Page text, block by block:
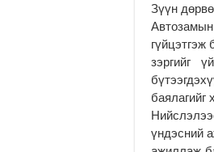
Зүүн
Автозамын
зэргийг
баялагийг
үндэсний